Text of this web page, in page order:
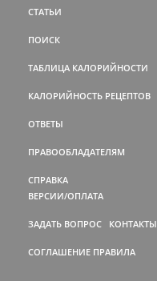
СТАТЬИ
ПОИСК
ТАБЛИЦА КАЛОРИЙНОСТИ
КАЛОРИЙНОСТЬ РЕЦЕПТОВ
ОТВЕТЫ
ПРАВООБЛАДАТЕЛЯМ
СПРАВКА
ВЕРСИИ/ОПЛАТА
ЗАДАТЬ ВОПРОС КОНТАКТЫ
СОГЛАШЕНИЕ ПРАВИЛА